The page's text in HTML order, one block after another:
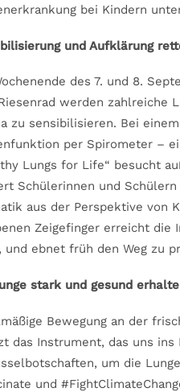
bei Kindern
und Aufklärung
des 7. und 8.
werden zahlreiche
zu sensibilisieren. Bei
per Spirometer –
Lungs for Life“ besucht
Schülerinnen und
aus der Perspektive von
Zeigefinger erreicht die
und ebnet früh den Weg zu
stark und gesund
Bewegung an der
das Instrument, das uns
um die
und